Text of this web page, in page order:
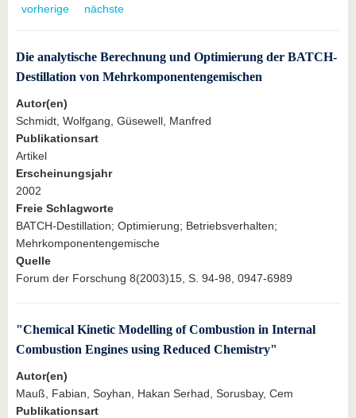
vorherige nächste
Die analytische Berechnung und Optimierung der BATCH-
Destillation von Mehrkomponentengemischen
Autor(en)
Schmidt, Wolfgang, Güsewell, Manfred
Publikationsart
Artikel
Erscheinungsjahr
2002
Freie Schlagworte
BATCH-Destillation; Optimierung; Betriebsverhalten;
Mehrkomponentengemische
Quelle
Forum der Forschung 8(2003)15, S. 94-98, 0947-6989
"Chemical Kinetic Modelling of Combustion in Internal
Combustion Engines using Reduced Chemistry"
Autor(en)
Mauß, Fabian, Soyhan, Hakan Serhad, Sorusbay, Cem
Publikationsart